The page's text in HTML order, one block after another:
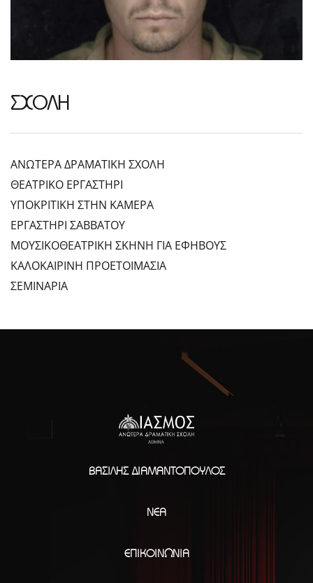
ΣΧΟΛΗ
ΑΝΩΤΕΡΑ ΔΡΑΜΑΤΙΚΗ ΣΧΟΛΗ
ΘΕΑΤΡΙΚΟ ΕΡΓΑΣΤΗΡΙ
ΥΠΟΚΡΙΤΙΚΗ ΣΤΗΝ ΚΑΜΕΡΑ
ΕΡΓΑΣΤΗΡΙ ΣΑΒΒΑΤΟΥ
ΜΟΥΣΙΚΟΘΕΑΤΡΙΚΗ ΣΚΗΝΗ ΓΙΑ ΕΦΗΒΟΥΣ
ΚΑΛΟΚΑΙΡΙΝΗ ΠΡΟΕΤΟΙΜΑΣΙΑ
ΣΕΜΙΝΑΡΙΑ
ΒΑΣΊΛΗΣ ΔΙΑΜΑΝΤΌΠΟΥΛΟΣ
ΝΈΑ
ΕΠΙΚΟΙΝΩΝΊΑ